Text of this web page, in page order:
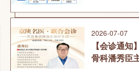
2026-07-07
【会诊通知
骨科潘秀臣